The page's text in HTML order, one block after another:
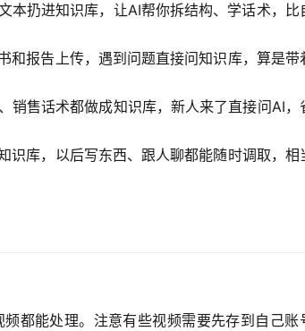
本扔进知识库，让AI帮你拆结构、学话术，比
和报告上传，遇到问题直接问知识库，算是带
销售话术都做成知识库，新人来了直接问AI，
识库，以后写东西、跟人聊都能随时调取，相
都能处理。注意有些视频需要先存到自己账